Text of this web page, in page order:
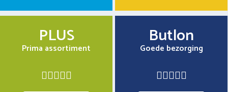
PLUS
Prima assortiment
Butlon
Goede bezorging